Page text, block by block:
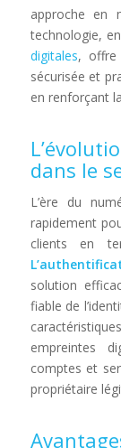
approche en
technologie,
digitales, offre
sécurisée et
en renforçant
dans le
L’ère du
rapidement
clients en
solution
fiable de
empreintes
comptes et
propriétaire